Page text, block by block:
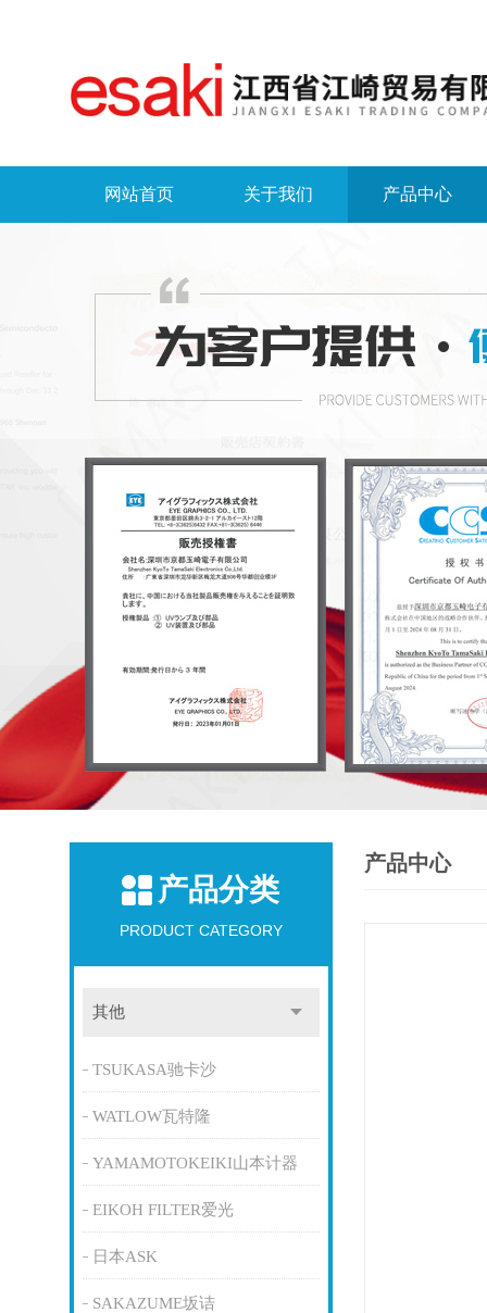
网站首页 关于我们 产品中心
产品分类
PRODUCT CATEGORY
其他
TSUKASA驰卡沙
WATLOW瓦特隆
YAMAMOTOKEIKI山本计器
EIKOH FILTER爱光
日本ASK
SAKAZUME坂诘
产品中心